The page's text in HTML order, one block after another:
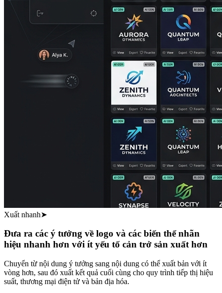
Xuất nhanh➤
Đưa ra các ý tưởng về logo và các biến thể nhãn
hiệu nhanh hơn với ít yếu tố cản trở sản xuất hơn
Chuyển từ nội dung ý tưởng sang nội dung có thể xuất bản với ít
vòng hơn, sau đó xuất kết quả cuối cùng cho quy trình tiếp thị hiệu
suất, thương mại điện tử và bản địa hóa.